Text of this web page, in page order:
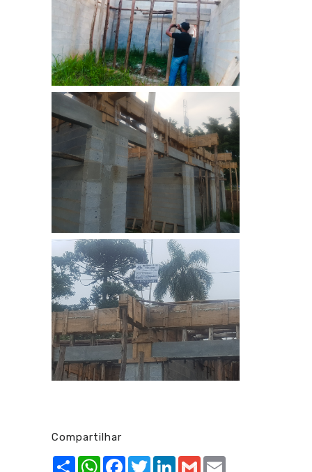
Compartilhar
Share WhatsAppFacebookTwitterLinkedInGmail